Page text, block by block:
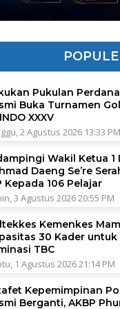
Pukulan
Buka Turnamen
XXXV
2 Agustus 2026 13:33 PM
Wakil Ketua 1
Daeng Se’re
Kepada 106 Pelajar
3 Agustus 2026 20:55 PM
Kemenkes
30 Kader
TBC
1 Agustus 2026 21:14 PM
Kepemimpinan
Berganti, AKBP